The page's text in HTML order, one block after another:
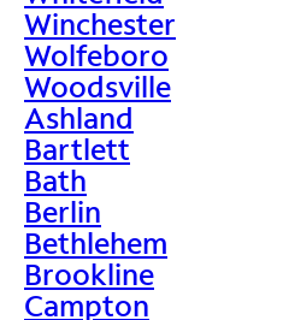
Winchester
Wolfeboro
Woodsville
Ashland
Bartlett
Bath
Berlin
Bethlehem
Brookline
Campton